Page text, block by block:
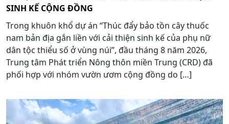
SINH KẾ CỘNG ĐỒNG
Trong khuôn khổ dự án “Thúc đẩy bảo tồn cây thuốc
nam bản địa gắn liền với cải thiện sinh kế của phụ nữ
dân tộc thiểu số ở vùng núi”, đầu tháng 8 năm 2026,
Trung tâm Phát triển Nông thôn miền Trung (CRD) đã
phối hợp với nhóm vườn ươm cộng đồng do […]